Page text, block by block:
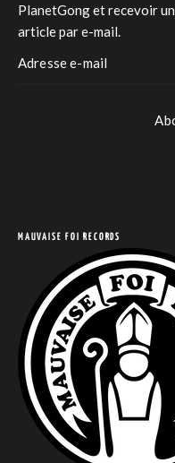
PlanetGong et recevoir
article par e-mail.
MAUVAISE FOI RECORDS